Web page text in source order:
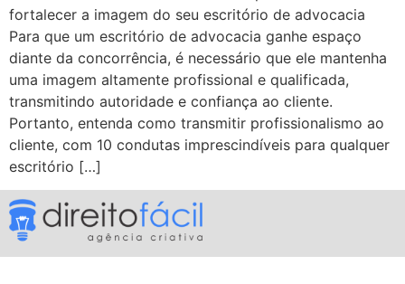
fortalecer a imagem do seu escritório de advocacia
Para que um escritório de advocacia ganhe espaço
diante da concorrência, é necessário que ele mantenha
uma imagem altamente profissional e qualificada,
transmitindo autoridade e confiança ao cliente.
Portanto, entenda como transmitir profissionalismo ao
cliente, com 10 condutas imprescindíveis para qualquer
escritório […]